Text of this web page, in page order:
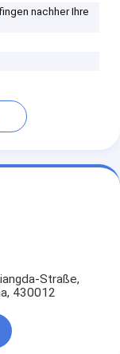
nachher Ihre
Straße,
430012